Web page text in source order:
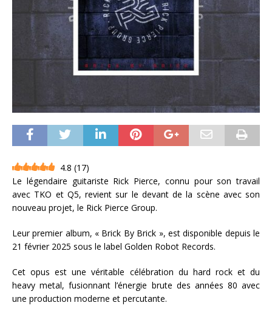
4.8 (17)
Le légendaire guitariste Rick Pierce, connu pour son travail
avec TKO et Q5, revient sur le devant de la scène avec son
nouveau projet, le Rick Pierce Group.
Leur premier album, « Brick By Brick », est disponible depuis le
21 février 2025 sous le label Golden Robot Records.
Cet opus est une véritable célébration du hard rock et du
heavy metal, fusionnant l’énergie brute des années 80 avec
une production moderne et percutante.